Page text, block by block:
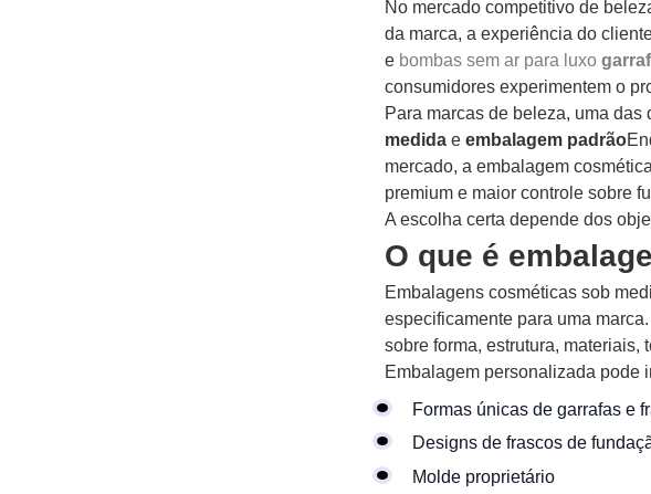
No mercado competitivo de
da marca, a experiência do
e bombas sem ar para luxo
consumidores experimentem o
Para marcas de beleza, uma
medida e embalagem padrão
mercado, a embalagem
premium e maior controle sobre
A escolha certa depende dos
O que é
Embalagens cosméticas sob
especificamente para uma
sobre forma, estrutura,
Embalagem personalizada pode
Formas únicas de garrafas e
Designs de frascos de
Molde proprietário